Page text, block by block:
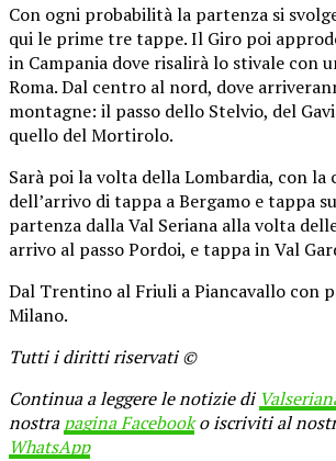
Con ogni probabilità la partenza si
qui le prime tre tappe. Il Giro poi
in Campania dove risalirà lo stivale con
Roma. Dal centro al nord, dove
montagne: il passo dello Stelvio, del
quello del Mortirolo.
Sarà poi la volta della Lombardia, con la
dell’arrivo di tappa a Bergamo e tappa
partenza dalla Val Seriana alla volta
arrivo al passo Pordoi, e tappa in Val
Dal Trentino al Friuli a Piancavallo con
Milano.
Tutti i diritti riservati ©
Continua a leggere le notizie di
nostrapagina Facebooko iscriviti al
WhatsApp